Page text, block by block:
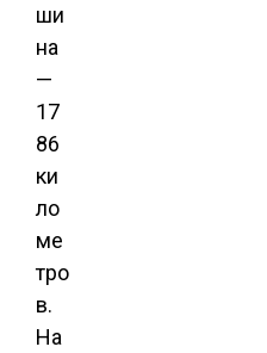
ши
на
—
17
86
ки
ло
ме
тро
в.
На